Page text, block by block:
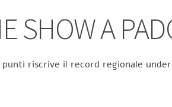
SHOW A
riscrive il record regionale